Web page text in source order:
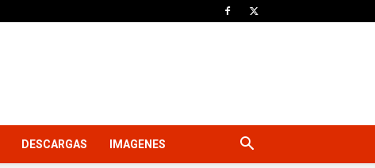
DESCARGAS IMAGENES